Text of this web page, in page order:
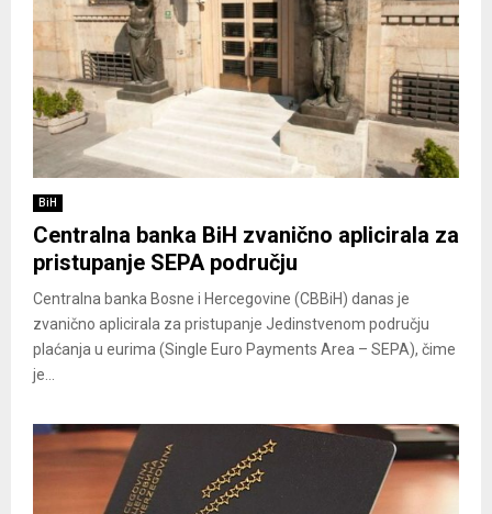
BiH
Centralna banka BiH zvanično aplicirala za
pristupanje SEPA području
Centralna banka Bosne i Hercegovine (CBBiH) danas je
zvanično aplicirala za pristupanje Jedinstvenom području
plaćanja u eurima (Single Euro Payments Area – SEPA), čime
je...